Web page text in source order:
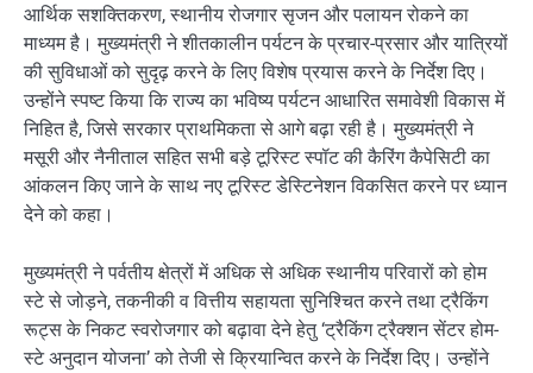
आर्थिक सशक्तिकरण, स्थानीय रोजगार सृजन और पलायन रोकने का
माध्यम है। मुख्यमंत्री ने शीतकालीन पर्यटन के प्रचार-प्रसार और यात्रियों
की सुविधाओं को सुदृढ़ करने के लिए विशेष प्रयास करने के निर्देश दिए।
उन्होंने स्पष्ट किया कि राज्य का भविष्य पर्यटन आधारित समावेशी विकास में
निहित है, जिसे सरकार प्राथमिकता से आगे बढ़ा रही है। मुख्यमंत्री ने
मसूरी और नैनीताल सहित सभी बड़े टूरिस्ट स्पॉट की कैरिंग कैपेसिटी का
आंकलन किए जाने के साथ नए टूरिस्ट डेस्टिनेशन विकसित करने पर ध्यान
देने को कहा।
मुख्यमंत्री ने पर्वतीय क्षेत्रों में अधिक से अधिक स्थानीय परिवारों को होम
स्टे से जोड़ने, तकनीकी व वित्तीय सहायता सुनिश्चित करने तथा ट्रैकिंग
रूट्स के निकट स्वरोजगार को बढ़ावा देने हेतु ‘ट्रैकिंग ट्रैक्शन सेंटर होम-
स्टे अनुदान योजना’ को तेजी से क्रियान्वित करने के निर्देश दिए। उन्होंने